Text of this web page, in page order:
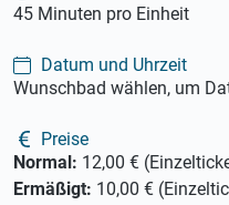
45 Minuten pro Einheit
Datum und Uhrzeit
Wunschbad wählen, um
Preise
Normal: 12,00 €
Ermäßigt: 10,00 €